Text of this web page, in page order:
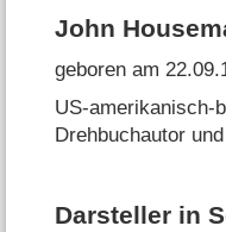
John
geboren am
US-amerikanisch-
Drehbuchautor
Darsteller in